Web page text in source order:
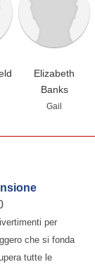
Elizabeth
Banks
Gail
per
che si fonda
tutte le